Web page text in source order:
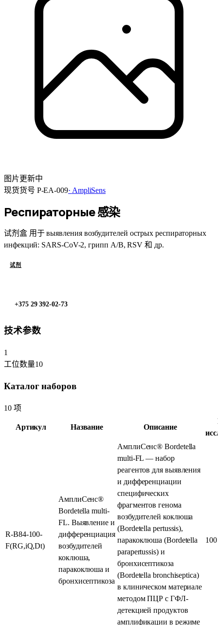
图片更新中
现货货号 P-EA-009· AmpliSens
Респираторные 感染
试剂盒 用于 выявления возбудителей острых респираторных
инфекций: SARS-CoV-2, грипп A/B, RSV 和 др.
试剂
+375 29 392-02-73
技术参数
1
工位数量10
Каталог наборов
10 项
Артикул Название Описание
R-B84-100-
F(RG,iQ,Dt)
АмплиСенс®
Bordetella multi-
FL. Выявление и
дифференциация
возбудителей
коклюша,
паракоклюша и
бронхисептикоза
АмплиСенс® Bordetella
multi-FL — набор
реагентов для выявления
и дифференциации
специфических
фрагментов генома
возбудителей коклюша
(Bordetella pertussis),
паракоклюша (Bordetella
parapertussis) и
бронхисептикоза
(Bordetella bronchiseptica)
в клиническом материале
методом ПЦР с ГФЛ-
детекцией продуктов
амплификации в режиме
100